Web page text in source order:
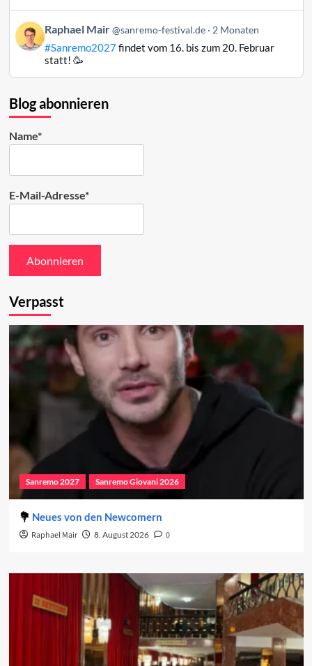
ansehen
Beitrag
von
Raphael
Bluesky
ansehen
Raphael Mair @sanremo-festival.de 2 Monaten
#Sanremo2027findet vom 16. bis zum 20. Februar
statt! 🥳
Blog abonnieren
Name*
E-Mail-Adresse*
Verpasst
Sanremo 2027 Sanremo Giovani 2026
Neues von den Newcomern
Raphael Mair 8. August 2026 0